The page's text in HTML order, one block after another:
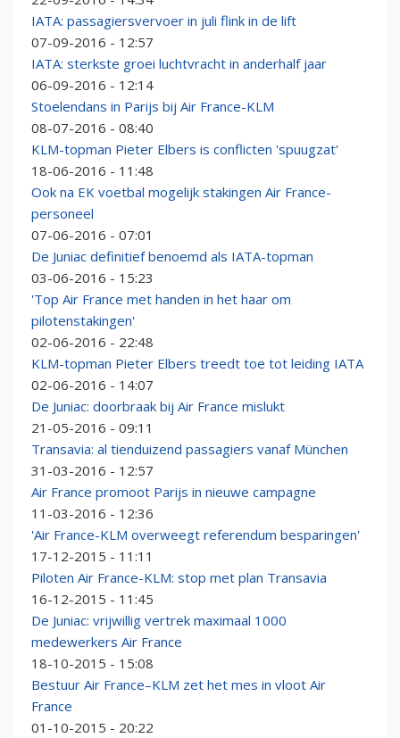
IATA: passagiersvervoer in juli flink in de lift
07-09-2016 - 12:57
IATA: sterkste groei luchtvracht in anderhalf jaar
06-09-2016 - 12:14
Stoelendans in Parijs bij Air France-KLM
08-07-2016 - 08:40
KLM-topman Pieter Elbers is conflicten 'spuugzat'
18-06-2016 - 11:48
Ook na EK voetbal mogelijk stakingen Air France-
personeel
07-06-2016 - 07:01
De Juniac definitief benoemd als IATA-topman
03-06-2016 - 15:23
'Top Air France met handen in het haar om
pilotenstakingen'
02-06-2016 - 22:48
KLM-topman Pieter Elbers treedt toe tot leiding IATA
02-06-2016 - 14:07
De Juniac: doorbraak bij Air France mislukt
21-05-2016 - 09:11
Transavia: al tienduizend passagiers vanaf München
31-03-2016 - 12:57
Air France promoot Parijs in nieuwe campagne
11-03-2016 - 12:36
'Air France-KLM overweegt referendum besparingen'
17-12-2015 - 11:11
Piloten Air France-KLM: stop met plan Transavia
16-12-2015 - 11:45
De Juniac: vrijwillig vertrek maximaal 1000
medewerkers Air France
18-10-2015 - 15:08
Bestuur Air France–KLM zet het mes in vloot Air
France
01-10-2015 - 20:22